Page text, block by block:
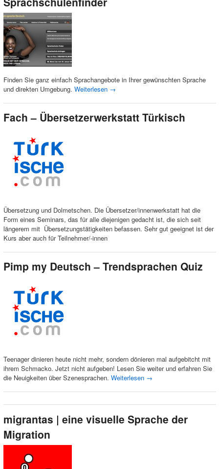
Finden Sie ganz einfach Sprachangebote in Ihrer gewünschten Sprache
und direkten Umgebung. Weiterlesen →
Fach – Übersetzerwerkstatt Türkisch
Übersetzung und Dolmetschen. Die Übersetzer/innenwerkstatt hat die
Form eines Seminars, das für alle diejenigen gedacht ist, die sich seit
längerem mit Übersetzungstätigkeiten befassen. Sehr gut geeignet ist der
Kurs aber auch für Teilnehmer/-innen
Pimp my Deutsch – Trendsprachen Quiz
Teenager dinieren heute nicht mehr, sondern dönieren mal aufgebitcht mit
ihrem Schmacko. Jetzt nicht aufgeben! Lesen Sie weiter und erfahren Sie
die Neuigkeiten über Szenesprachen. Weiterlesen →
migrantas | eine visuelle Sprache der
Migration